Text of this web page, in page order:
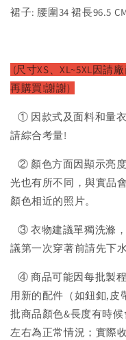
裙子: 腰圍34 裙長96.5
(尺寸XS、XL~5XL因請
再購買!謝謝)
① 因款式及面料和量
請綜合考量!
② 顏色方面因顯示亮
光也有所不同，與實品
顏色相近的照片。
③ 衣物建議單獨洗滌
議第一次穿著前請先下
④ 商品可能因每批製
用新的配件（如鈕釦,皮
批商品顏色&長度有時
左右為正常情況；實際